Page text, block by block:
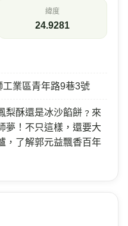
緯度
24.9281
業區青年路9巷3號
梨酥還是冰沙餡餅﹖來
夢！不只這樣，還要大
，了解郭元益飄香百年